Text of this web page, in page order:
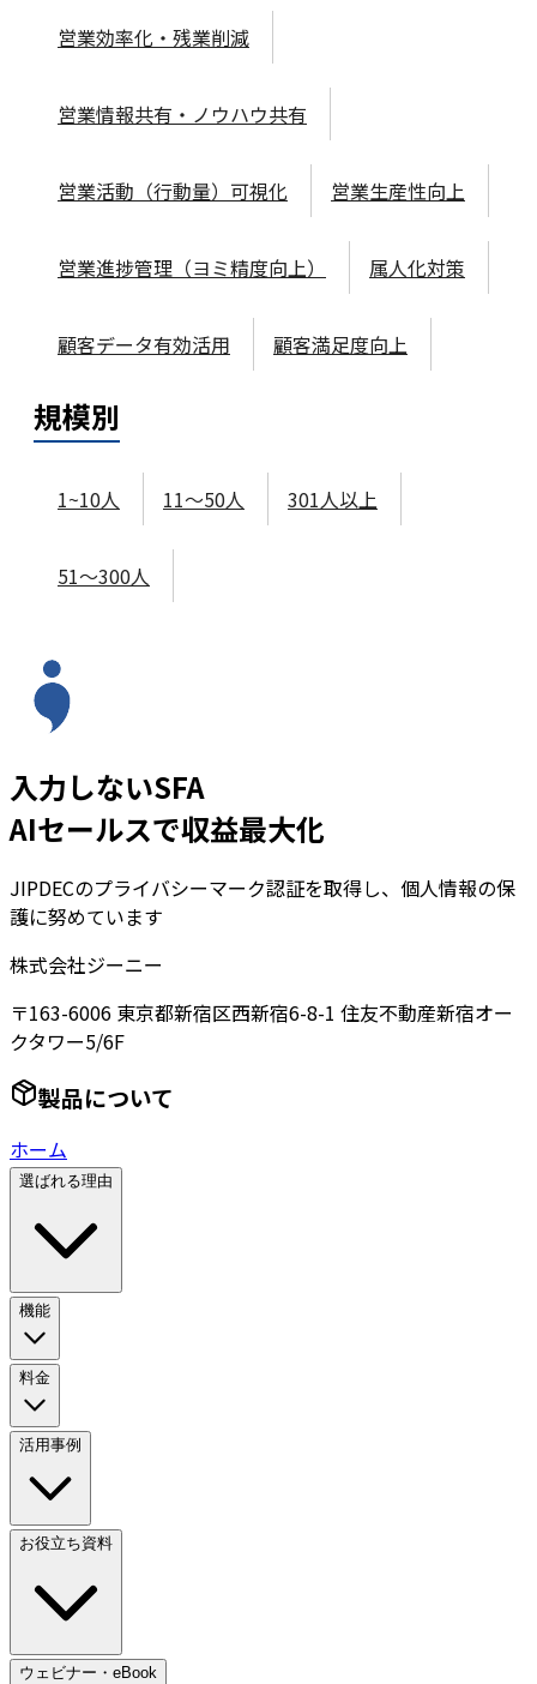
営業効率化・残業削減
営業情報共有・ノウハウ共有
営業活動（行動量）可視化 営業生産性向上
営業進捗管理（ヨミ精度向上） 属人化対策
顧客データ有効活用 顧客満足度向上
規模別
1~10人 11～50人 301人以上
51～300人
入力しないSFA
AIセールスで収益最大化
JIPDECのプライバシーマーク認証を取得し、個人情報の保
護に努めています
株式会社ジーニー
〒163-6006 東京都新宿区西新宿6-8-1 住友不動産新宿オー
クタワー5/6F
製品について
ホーム
選ばれる理由
機能
料金
活用事例
お役立ち資料
ウェビナー・eBook